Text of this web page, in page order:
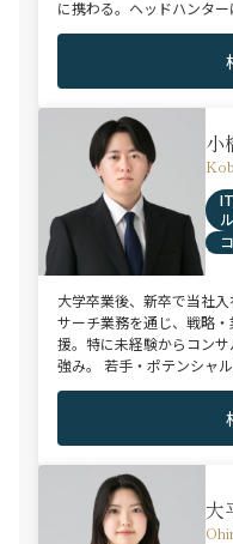
に携わる。ヘッドハンタ
FAS）、総合商社、投資
領域で、若手～エグゼク
小
大学卒業後、新卒で当社
サーチ業務を通じ、戦略
援。特に未経験からコン
強み。 若手・ポテンシャ
補者様のご志向と市場動
大